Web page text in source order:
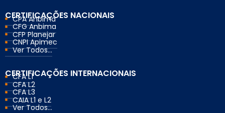
CERTIFICAÇÕES NACIONAIS
CPA Anbima
CFG Anbima
CFP Planejar
CNPI Apimec
Ver Todos...
CERTIFICAÇÕES INTERNACIONAIS
CFA L1
CFA L2
CFA L3
CAIA L1 e L2
Ver Todos...